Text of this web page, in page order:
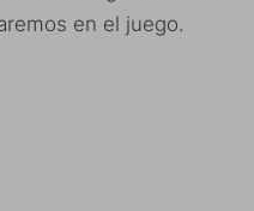
en el juego.